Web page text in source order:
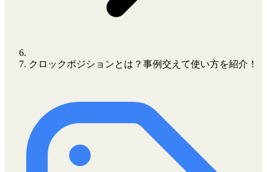
クロックポジションとは？事例交えて使い方を紹介！